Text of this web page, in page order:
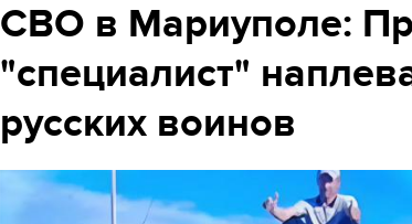
Спорт
СВО в Мариуполе:
"специалист"
русских воинов